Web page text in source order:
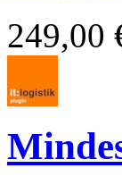
249,00